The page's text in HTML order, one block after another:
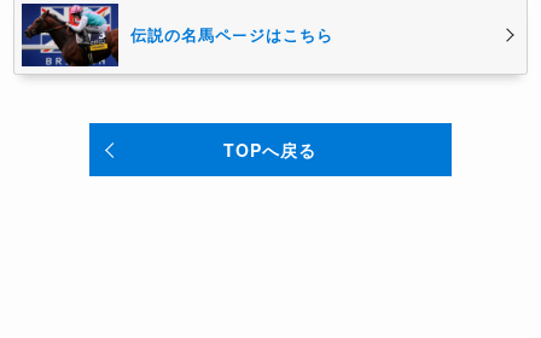
伝説の名馬ページはこちら
TOPへ戻る